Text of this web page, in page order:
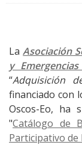
LaAsociación
y
“Adquisición
financiado con
Oscos-Eo, ha
"Catálogo de
Participativo de